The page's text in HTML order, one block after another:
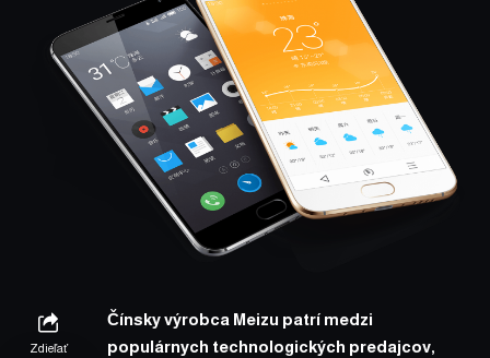
Zdieľať
Čínsky výrobca Meizu patrí medzi
populárnych technologických predajcov,